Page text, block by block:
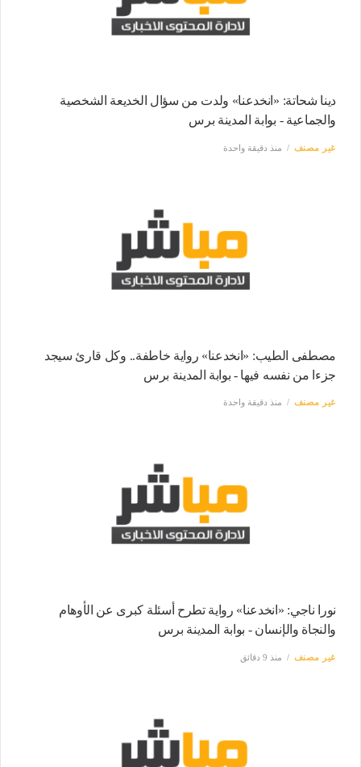
دينا شحاتة: «انخدعنا» ولدت من سؤال الخديعة الشخصية
والجماعية - بوابة المدينة برس
غير مصنف منذ دقيقة واحدة
مصطفى الطيب: «انخدعنا» رواية خاطفة.. وكل قارئ سيجد
جزءا من نفسه فيها - بوابة المدينة برس
غير مصنف منذ دقيقة واحدة
نورا ناجي: «انخدعنا» رواية تطرح أسئلة كبرى عن الأوهام
والنجاة والإنسان - بوابة المدينة برس
غير مصنف منذ 9 دقائق